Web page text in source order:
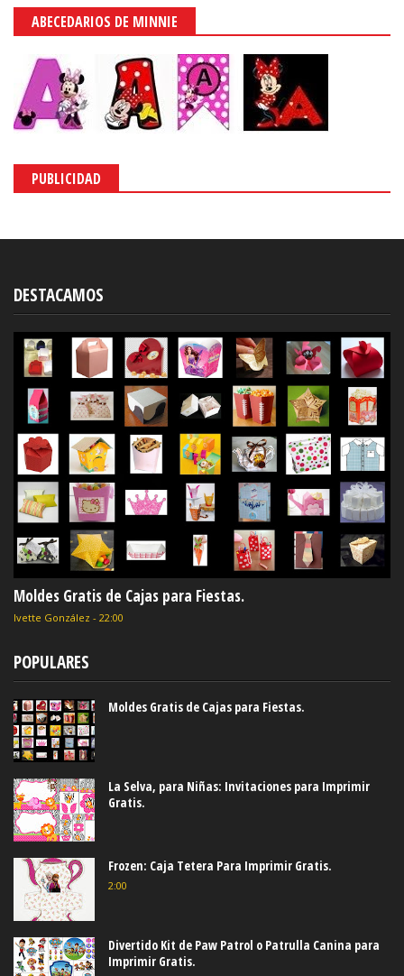
ABECEDARIOS DE MINNIE
PUBLICIDAD
DESTACAMOS
Moldes Gratis de Cajas para Fiestas.
Ivette González - 22:00
POPULARES
Moldes Gratis de Cajas para Fiestas.
La Selva, para Niñas: Invitaciones para Imprimir
Gratis.
Frozen: Caja Tetera Para Imprimir Gratis.
2:00
Divertido Kit de Paw Patrol o Patrulla Canina para
Imprimir Gratis.